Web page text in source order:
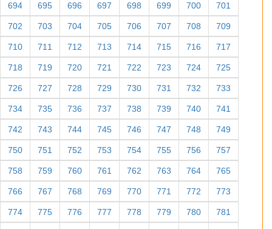
694 695 696 697 698 699 700 701
702 703 704 705 706 707 708 709
710 711 712 713 714 715 716 717
718 719 720 721 722 723 724 725
726 727 728 729 730 731 732 733
734 735 736 737 738 739 740 741
742 743 744 745 746 747 748 749
750 751 752 753 754 755 756 757
758 759 760 761 762 763 764 765
766 767 768 769 770 771 772 773
774 775 776 777 778 779 780 781